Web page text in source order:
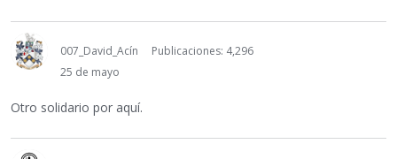
007_David_Acín
Publicaciones: 4,296
25 de mayo
Otro solidario por aquí.